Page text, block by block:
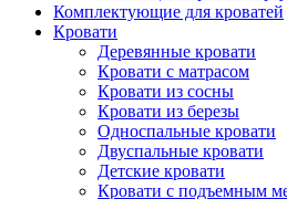
Комплектующие для кроватей
Кровати
Деревянные кровати
Кровати с матрасом
Кровати из сосны
Кровати из березы
Односпальные кровати
Двуспальные кровати
Детские кровати
Кровати с подъемным